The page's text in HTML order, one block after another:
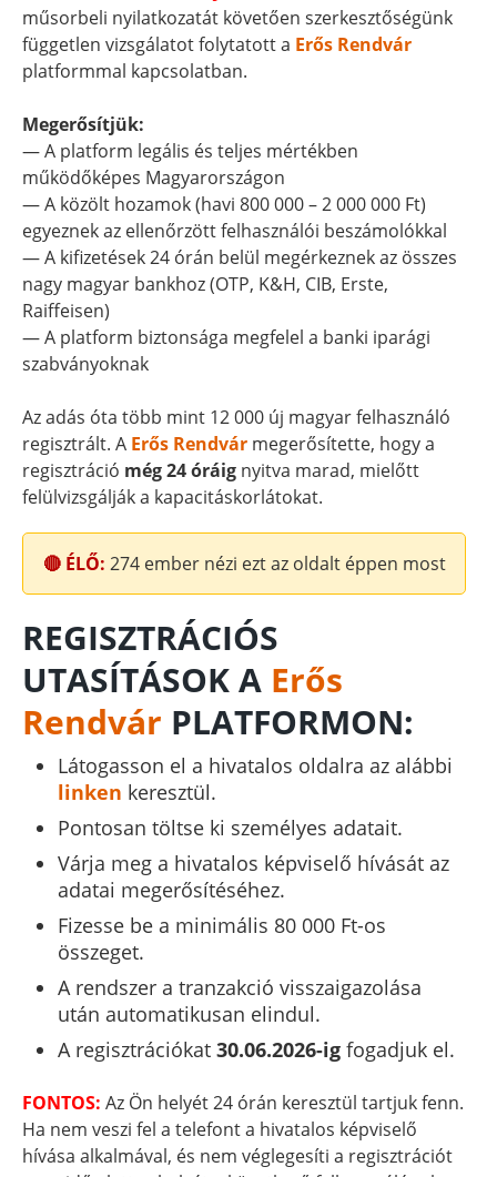
műsorbeli nyilatkozatát követően szerkesztőségünk
független vizsgálatot folytatott a Erős Rendvár
platformmal kapcsolatban.
Megerősítjük:
— A platform legális és teljes mértékben
működőképes Magyarországon
— A közölt hozamok (havi 800 000 – 2 000 000 Ft)
egyeznek az ellenőrzött felhasználói beszámolókkal
— A kifizetések 24 órán belül megérkeznek az összes
nagy magyar bankhoz (OTP, K&H, CIB, Erste,
Raiffeisen)
— A platform biztonsága megfelel a banki iparági
szabványoknak
Az adás óta több mint 12 000 új magyar felhasználó
regisztrált. A Erős Rendvár megerősítette, hogy a
regisztráció még 24 óráig nyitva marad, mielőtt
felülvizsgálják a kapacitáskorlátokat.
🔴 ÉLŐ: 274ember nézi ezt az oldalt éppen most
REGISZTRÁCIÓS
UTASÍTÁSOK A Erős
Rendvár PLATFORMON:
Látogasson el a hivatalos oldalra az alábbi
linken keresztül.
Pontosan töltse ki személyes adatait.
Várja meg a hivatalos képviselő hívását az
adatai megerősítéséhez.
Fizesse be a minimális 80 000 Ft-os
összeget.
A rendszer a tranzakció visszaigazolása
után automatikusan elindul.
A regisztrációkat30.06.2026-igfogadjuk el.
FONTOS: Az Ön helyét 24 órán keresztül tartjuk fenn.
Ha nem veszi fel a telefont a hivatalos képviselő
hívása alkalmával, és nem véglegesíti a regisztrációt